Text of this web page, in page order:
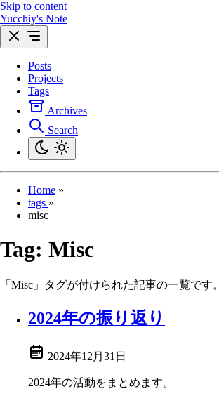
Skip to content
Yucchiy's Note
Posts
Projects
Tags
Archives
Search
Home »
tags »
misc
Tag: Misc
「Misc」タグが付けられた記事の一覧です。
2024年の振り返り
2024年12月31日
2024年の活動をまとめます。